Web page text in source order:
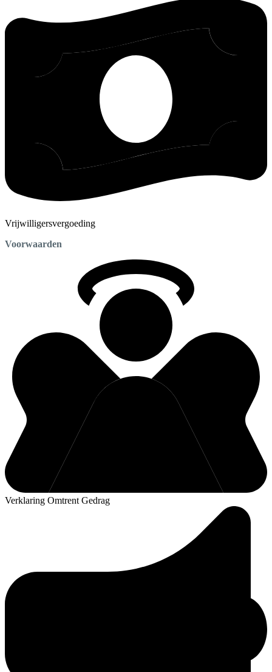
Vrijwilligersvergoeding
Voorwaarden
Verklaring Omtrent Gedrag